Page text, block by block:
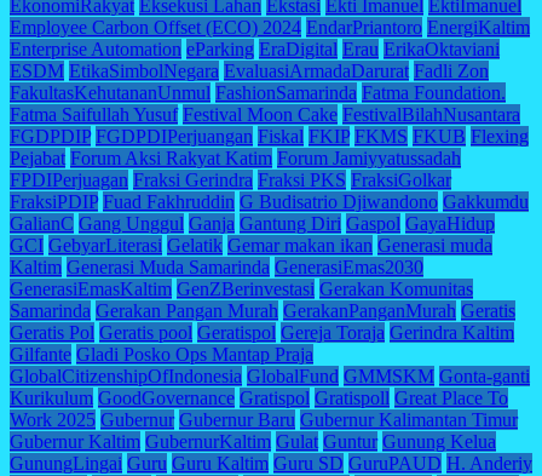
EkonomiRakyat Eksekusi Lahan Ekstasi Ekti Imanuel EktiImanuel
Employee Carbon Offset (ECO) 2024 EndarPriantoro EnergiKaltim
Enterprise Automation eParking EraDigital Erau ErikaOktaviani
ESDM EtikaSimbolNegara EvaluasiArmadaDarurat Fadli Zon
FakultasKehutananUnmul FashionSamarinda Fatma Foundation.
Fatma Saifullah Yusuf Festival Moon Cake FestivalBilahNusantara
FGDPDIP FGDPDIPerjuangan Fiskal FKIP FKMS FKUB Flexing
Pejabat Forum Aksi Rakyat Katim Forum Jamiyyatussadah
FPDIPerjuagan Fraksi Gerindra Fraksi PKS FraksiGolkar
FraksiPDIP Fuad Fakhruddin G Budisatrio Djiwandono Gakkumdu
GalianC Gang Unggul Ganja Gantung Diri Gaspol GayaHidup
GCI GebyarLiterasi Gelatik Gemar makan ikan Generasi muda
Kaltim Generasi Muda Samarinda GenerasiEmas2030
GenerasiEmasKaltim GenZBerinvestasi Gerakan Komunitas
Samarinda Gerakan Pangan Murah GerakanPanganMurah Geratis
Geratis Pol Geratis pool Geratispol Gereja Toraja Gerindra Kaltim
Gilfante Gladi Posko Ops Mantap Praja
GlobalCitizenshipOfIndonesia GlobalFund GMMSKM Gonta-ganti
Kurikulum GoodGovernance Gratispol Gratispoll Great Place To
Work 2025 Gubernur Gubernur Baru Gubernur Kalimantan Timur
Gubernur Kaltim GubernurKaltim Gulat Guntur Gunung Kelua
GunungLingai Guru Guru Kaltim Guru SD GuruPAUD H. Anderiy